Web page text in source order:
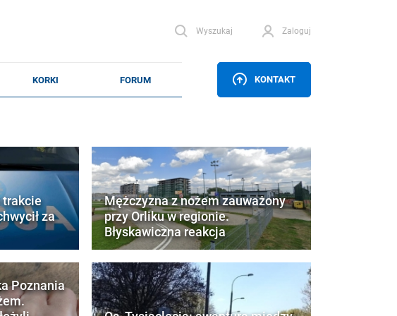
Wyszukaj Zaloguj
KONTAKT
trakcie
za
Poznania
Mężczyzna z nożem zauważony
przy Orliku w regionie.
Błyskawiczna reakcja